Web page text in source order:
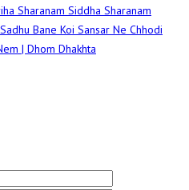
Sharanam Siddha Sharanam
Bane Koi Sansar Ne Chhodi
| Dhom Dhakhta